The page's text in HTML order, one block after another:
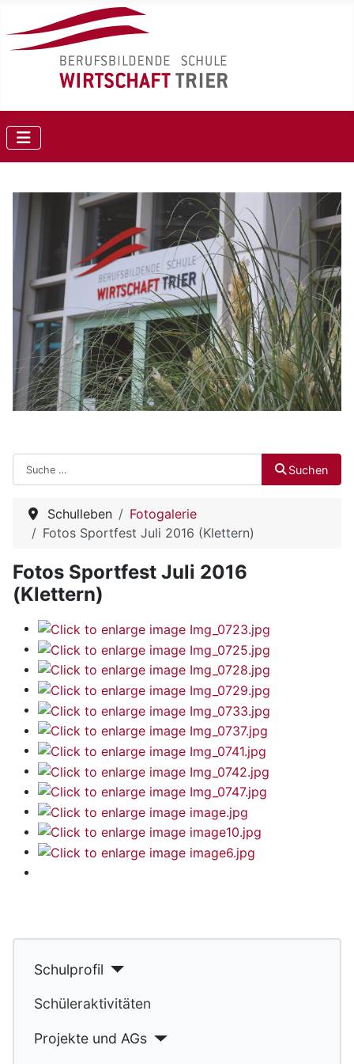
Suchen Suchen
Schulprofil
Schüleraktivitäten
Projekte und AGs
Schulleben
Fotogalerie
Fotos Sportfest Juli 2016 (Klettern)
Fotos Sportfest Juli 2016
(Klettern)